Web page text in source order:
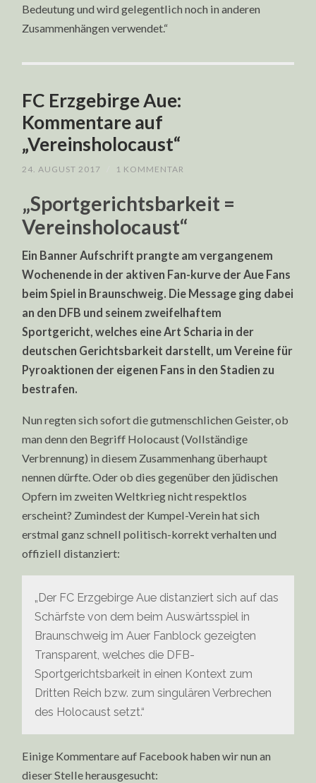
Bedeutung und wird gelegentlich noch in anderen
Zusammenhängen verwendet.“
FC Erzgebirge Aue:
Kommentare auf
„Vereinsholocaust“
24. AUGUST 2017 1 KOMMENTAR
„Sportgerichtsbarkeit =
Vereinsholocaust“
Ein Banner Aufschrift prangte am vergangenem
Wochenende in der aktiven Fan-kurve der Aue Fans
beim Spiel in Braunschweig. Die Message ging dabei
an den DFB und seinem zweifelhaftem
Sportgericht, welches eine Art Scharia in der
deutschen Gerichtsbarkeit darstellt, um Vereine für
Pyroaktionen der eigenen Fans in den Stadien zu
bestrafen.
Nun regten sich sofort die gutmenschlichen Geister, ob
man denn den Begriff Holocaust (Vollständige
Verbrennung) in diesem Zusammenhang überhaupt
nennen dürfte. Oder ob dies gegenüber den jüdischen
Opfern im zweiten Weltkrieg nicht respektlos
erscheint? Zumindest der Kumpel-Verein hat sich
erstmal ganz schnell politisch-korrekt verhalten und
offiziell distanziert:
„Der FC Erzgebirge Aue distanziert sich auf das
Schärfste von dem beim Auswärtsspiel in
Braunschweig im Auer Fanblock gezeigten
Transparent, welches die DFB-
Sportgerichtsbarkeit in einen Kontext zum
Dritten Reich bzw. zum singulären Verbrechen
des Holocaust setzt.“
Einige Kommentare auf Facebook haben wir nun an
dieser Stelle herausgesucht: